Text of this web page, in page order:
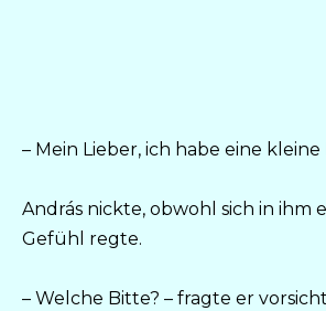
– Mein Lieber, ich habe eine
András nickte, obwohl sich in ihm
Gefühl regte.
– Welche Bitte? – fragte er